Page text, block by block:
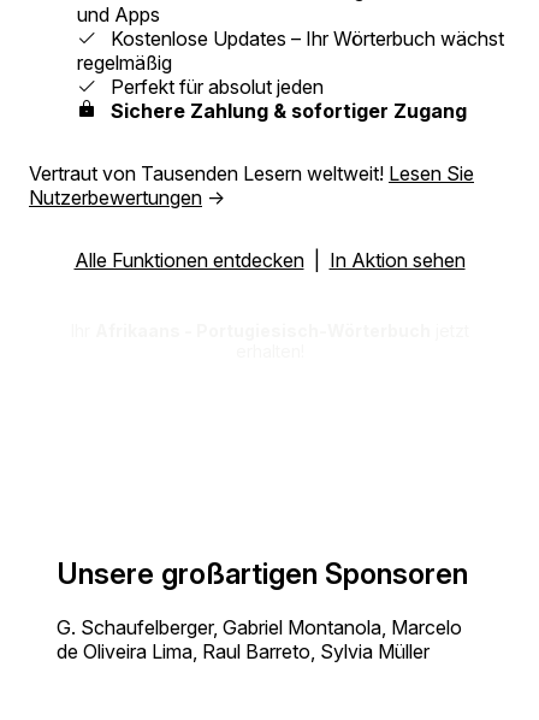
und Apps
Kostenlose Updates – Ihr Wörterbuch wächst
regelmäßig
Perfekt für absolut jeden
Sichere Zahlung & sofortiger Zugang
Vertraut von Tausenden Lesern weltweit! Lesen Sie
Nutzerbewertungen →
Alle Funktionen entdecken| In Aktion sehen
Unsere großartigen Sponsoren
G. Schaufelberger, Gabriel Montanola, Marcelo
de Oliveira Lima, Raul Barreto, Sylvia Müller